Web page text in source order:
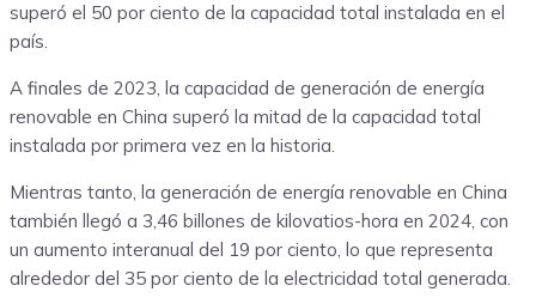
superó el 50 por ciento de la capacidad total instalada en el
país.
A finales de 2023, la capacidad de generación de energía
renovable en China superó la mitad de la capacidad total
instalada por primera vez en la historia.
Mientras tanto, la generación de energía renovable en China
también llegó a 3,46 billones de kilovatios-hora en 2024, con
un aumento interanual del 19 por ciento, lo que representa
alrededor del 35 por ciento de la electricidad total generada.